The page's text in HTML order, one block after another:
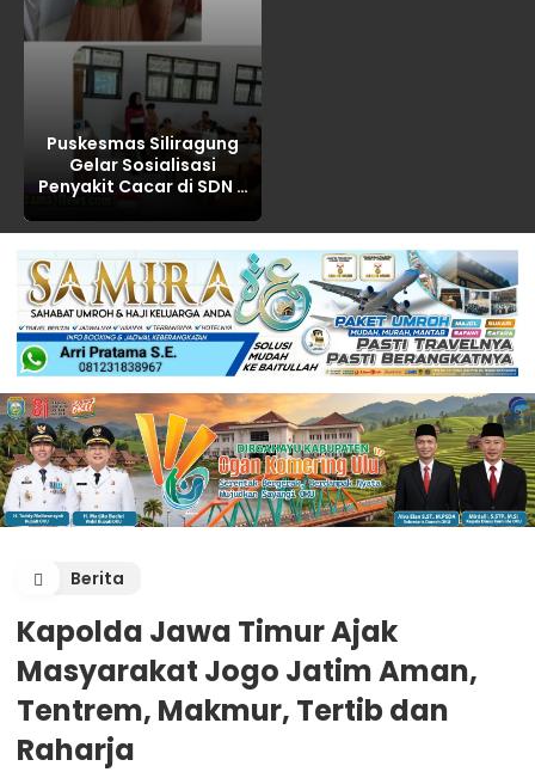
Puskesmas Siliragung
Gelar Sosialisasi
Penyakit Cacar di SDN 5
Berita
Kapolda Jawa Timur Ajak
Masyarakat Jogo Jatim Aman,
Tentrem, Makmur, Tertib dan
Raharja